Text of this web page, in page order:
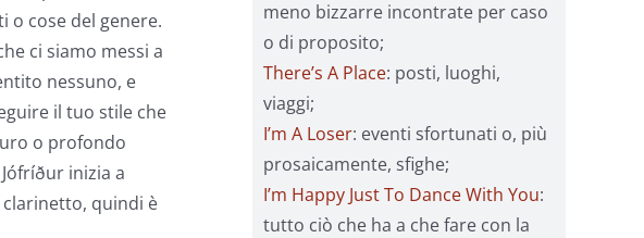
cose del genere.
ci siamo messi a
nessuno, e
il tuo stile che
o profondo
inizia a
quindi è
meno bizzarre incontrate per caso
o di proposito;
There’s A Place: posti, luoghi,
viaggi;
I’m A Loser: eventi sfortunati o, più
prosaicamente, sfighe;
I’m Happy Just To Dance With You:
tutto ciò che ha a che fare con la